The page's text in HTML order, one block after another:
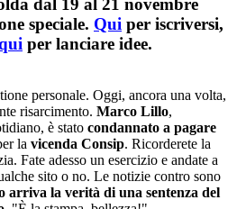
dal 19 al 21 novembre
speciale. Qui per iscriversi,
per lanciare idee.
personale. Oggi, ancora una volta,
risarcimento. Marco Lillo,
è stato condannato a pagare
la vicenda Consip. Ricorderete la
Fate adesso un esercizio e andate a
sito o no. Le notizie contro sono
arriva la verità di una sentenza del